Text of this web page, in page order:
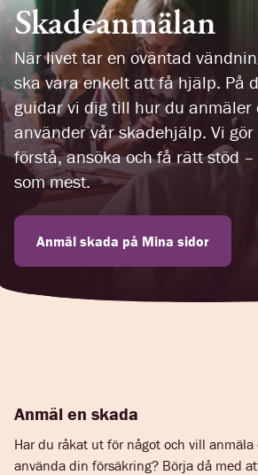
Skadeanmälan
När livet tar en oväntad
ska vara enkelt att få hjälp. På
guidar vi dig till hur du anmäler
använder vår skadehjälp. Vi
förstå, ansöka och få rätt stöd
som mest.
Anmäl skada på Mina sidor
Anmäl en skada
Har du råkat ut för något och vill anmäla
använda din försäkring? Börja då med